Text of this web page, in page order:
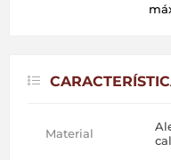
Material